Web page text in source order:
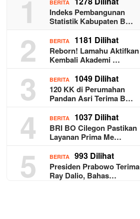
1 BERITA
Indeks Pembangunan
Statistik Kabupaten B…
2 BERITA 1181 Dilihat
Reborn! Lamahu Aktifkan
Kembali Akademi …
3 BERITA 1049 Dilihat
120 KK di Perumahan
Pandan Asri Terima B…
4 BERITA 1037 Dilihat
BRI BO Cilegon Pastikan
Layanan Prima Me…
5 BERITA 993 Dilihat
Presiden Prabowo Terima
Ray Dalio, Bahas…